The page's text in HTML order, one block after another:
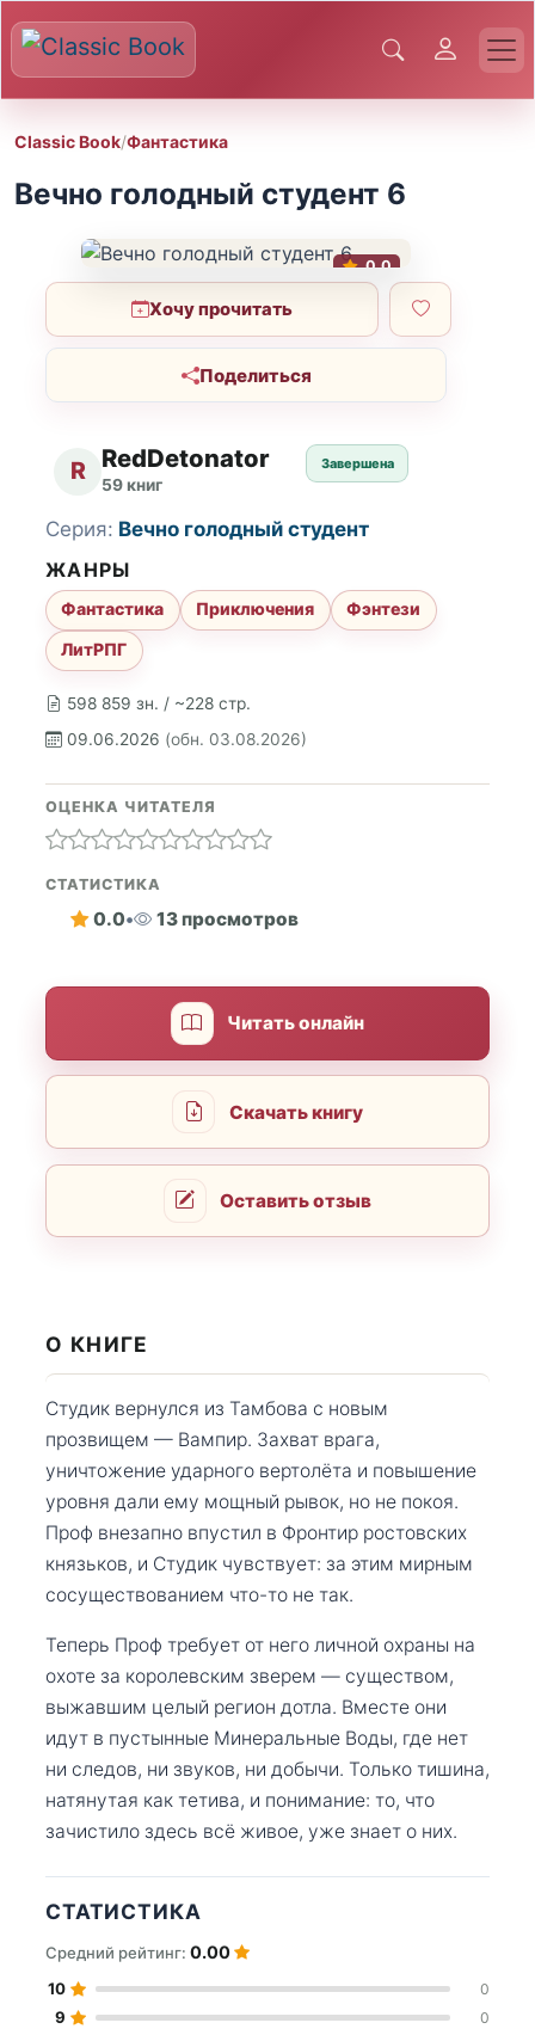
Classic Book/Фантастика
Вечно голодный студент 6
0.0
Хочу прочитать
Поделиться
R RedDetonator
59 книг
Завершена
598 859 зн. / ~228 стр.
09.06.2026 (обн. 03.08.2026)
Серия: Вечно голодный студент
ЖАНРЫ
Фантастика Приключения
Фэнтези
ЛитРПГ
ОЦЕНКА ЧИТАТЕЛЯ
СТАТИСТИКА
0.0• 13 просмотров
Читать онлайн
Скачать книгу
Оставить отзыв
О КНИГЕ
Студик вернулся из Тамбова с новым
прозвищем — Вампир. Захват врага,
уничтожение ударного вертолёта и повышение
уровня дали ему мощный рывок, но не покоя.
Проф внезапно впустил в Фронтир ростовских
князьков, и Студик чувствует: за этим мирным
сосуществованием что-то не так.
Теперь Проф требует от него личной охраны на
охоте за королевским зверем — существом,
выжавшим целый регион дотла. Вместе они
идут в пустынные Минеральные Воды, где нет
ни следов, ни звуков, ни добычи. Только тишина,
натянутая как тетива, и понимание: то, что
зачистило здесь всё живое, уже знает о них.
СТАТИСТИКА
Средний рейтинг: 0.00
10 0
9 0